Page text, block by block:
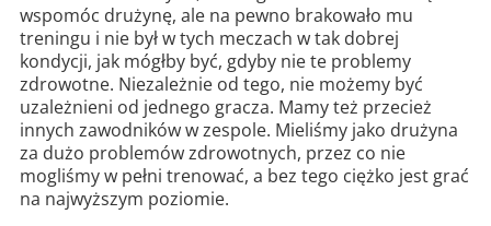
wspomóc drużynę, ale na pewno brakowało mu
treningu i nie był w tych meczach w tak dobrej
kondycji, jak mógłby być, gdyby nie te problemy
zdrowotne. Niezależnie od tego, nie możemy być
uzależnieni od jednego gracza. Mamy też przecież
innych zawodników w zespole. Mieliśmy jako drużyna
za dużo problemów zdrowotnych, przez co nie
mogliśmy w pełni trenować, a bez tego ciężko jest grać
na najwyższym poziomie.